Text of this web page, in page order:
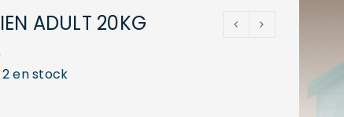
ADULT 20KG
2 en stock